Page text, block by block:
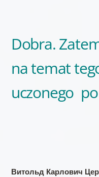
Dobra.
na temat
uczonego
Витольд Карлович